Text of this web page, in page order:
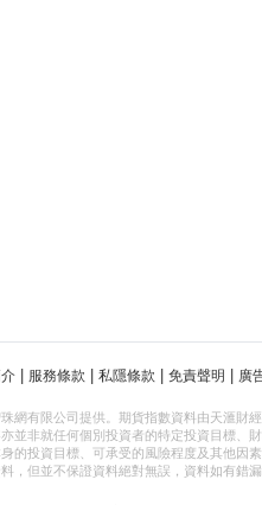
服務條款 私隱條款 免責聲明 廣
網有限公司提供。期貨指數資料由天滙財
並非就任何個別投資者的特定投資目標、
的投資目標、可承受的風險程度及其他因
，但並不保證資料絕對無誤，資料如有錯